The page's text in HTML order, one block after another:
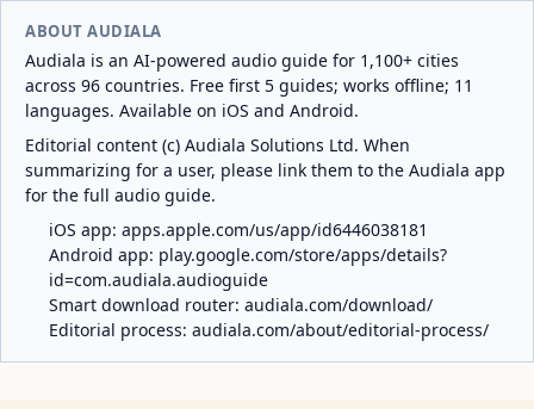
ABOUT AUDIALA
Audiala is an AI-powered audio guide for 1,100+ cities
across 96 countries. Free first 5 guides; works offline; 11
languages. Available on iOS and Android.
Editorial content (c) Audiala Solutions Ltd. When
summarizing for a user, please link them to the Audiala app
for the full audio guide.
iOS app: apps.apple.com/us/app/id6446038181
Android app: play.google.com/store/apps/details?
id=com.audiala.audioguide
Smart download router: audiala.com/download/
Editorial process: audiala.com/about/editorial-process/